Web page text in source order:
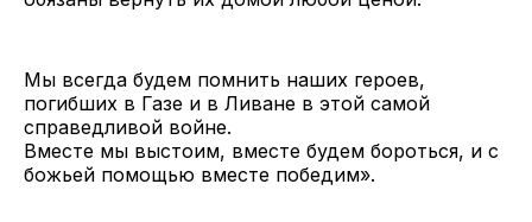
Мы всегда будем помнить наших героев,
погибших в Газе и в Ливане в этой самой
справедливой войне.
Вместе мы выстоим, вместе будем бороться, и с
божьей помощью вместе победим».